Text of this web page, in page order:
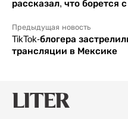
рассказал, что борется
Предыдущая новость
TikTok-блогера
трансляции в Мексике